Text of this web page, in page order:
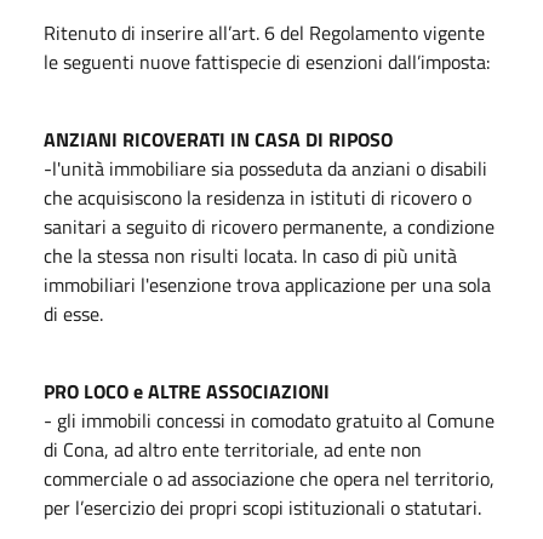
Ritenuto di inserire all’art. 6 del Regolamento vigente
le seguenti nuove fattispecie di esenzioni dall’imposta:
ANZIANI RICOVERATI IN CASA DI RIPOSO
-l'unità immobiliare sia posseduta da anziani o disabili
che acquisiscono la residenza in istituti di ricovero o
sanitari a seguito di ricovero permanente, a condizione
che la stessa non risulti locata. In caso di più unità
immobiliari l'esenzione trova applicazione per una sola
di esse.
PRO LOCO e ALTRE ASSOCIAZIONI
- gli immobili concessi in comodato gratuito al Comune
di Cona, ad altro ente territoriale, ad ente non
commerciale o ad associazione che opera nel territorio,
per l’esercizio dei propri scopi istituzionali o statutari.